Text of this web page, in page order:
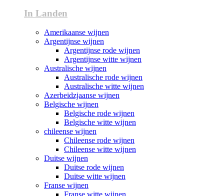
In Landen
Amerikaanse wijnen
Argentijnse wijnen
Argentijnse rode wijnen
Argentijnse witte wijnen
Australische wijnen
Australische rode wijnen
Australische witte wijnen
Azerbeidzjaanse wijnen
Belgische wijnen
Belgische rode wijnen
Belgische witte wijnen
chileense wijnen
Chileense rode wijnen
Chileense witte wijnen
Duitse wijnen
Duitse rode wijnen
Duitse witte wijnen
Franse wijnen